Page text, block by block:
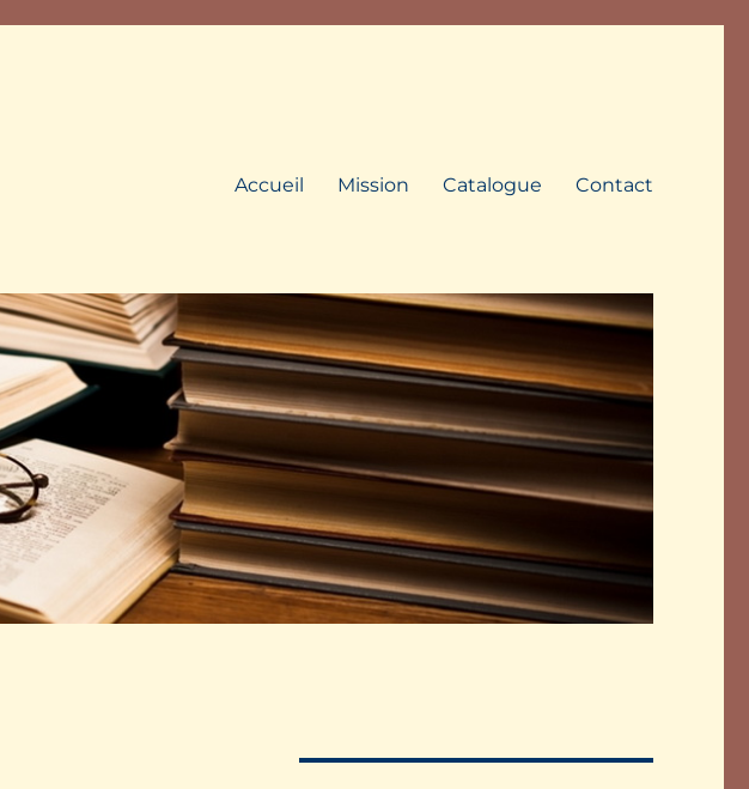
Accueil Mission Catalogue Contact